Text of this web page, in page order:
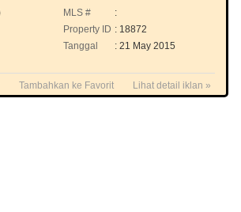
MLS #
:
Property ID : 18872
Tanggal
: 21 May 2015
Lihat detail iklan »
Tambahkan ke Favorit